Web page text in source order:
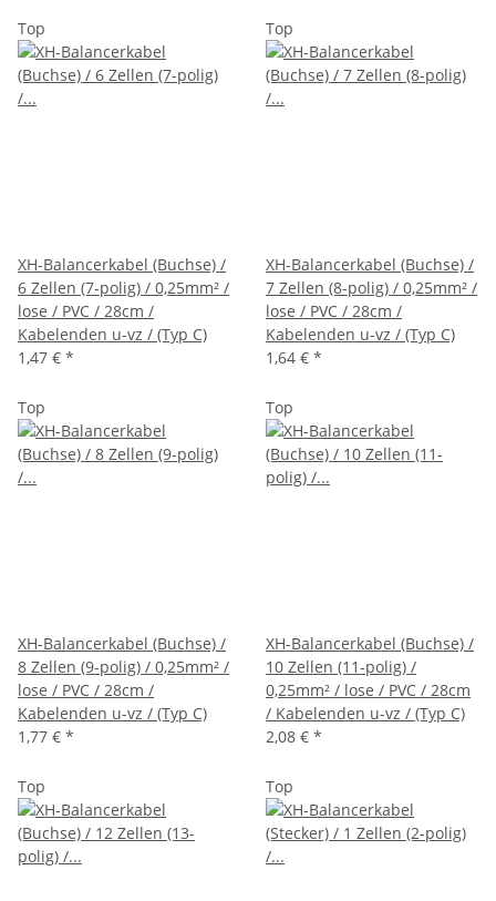
Top
XH-Balancerkabel (Buchse) /
6 Zellen (7-polig) / 0,25mm² /
lose / PVC / 28cm /
Kabelenden u-vz / (Typ C)
1,47 € *
Top
XH-Balancerkabel (Buchse) /
7 Zellen (8-polig) / 0,25mm² /
lose / PVC / 28cm /
Kabelenden u-vz / (Typ C)
1,64 € *
Top
XH-Balancerkabel (Buchse) /
8 Zellen (9-polig) / 0,25mm² /
lose / PVC / 28cm /
Kabelenden u-vz / (Typ C)
1,77 € *
Top
XH-Balancerkabel (Buchse) /
10 Zellen (11-polig) /
0,25mm² / lose / PVC / 28cm
/ Kabelenden u-vz / (Typ C)
2,08 € *
Top Top